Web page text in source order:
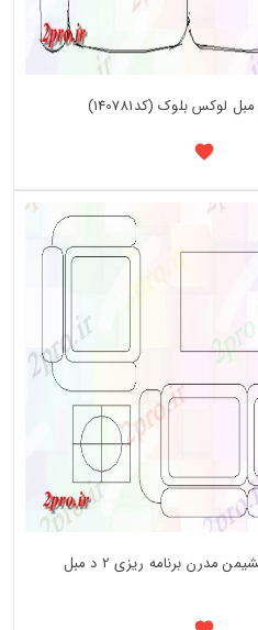
بلوک (کد140781)
دانلود نقشه بلوک مبل راحتی اتاق نشیمن مدرن برنامه ریزی 2 د مبل